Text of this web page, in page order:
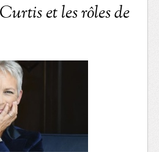
et les rôles de